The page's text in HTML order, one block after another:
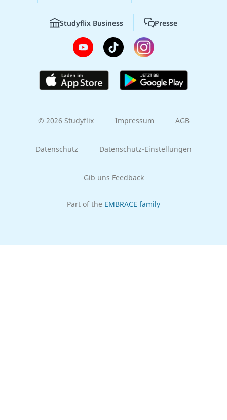
Studyflix Business Presse
© 2026 Studyflix Impressum AGB
Datenschutz Datenschutz-Einstellungen
Gib uns Feedback
Part of the EMBRACE family